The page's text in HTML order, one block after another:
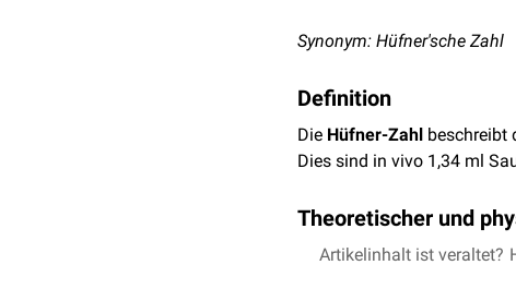
Synonym: Hüfner'sche Zahl
Definition
Die Hüfner-Zahl beschreibt
Dies sind in vivo 1,34 ml
Theoretischer und
Der theoretische in-vitro-
Artikelinhalt ist veraltet?